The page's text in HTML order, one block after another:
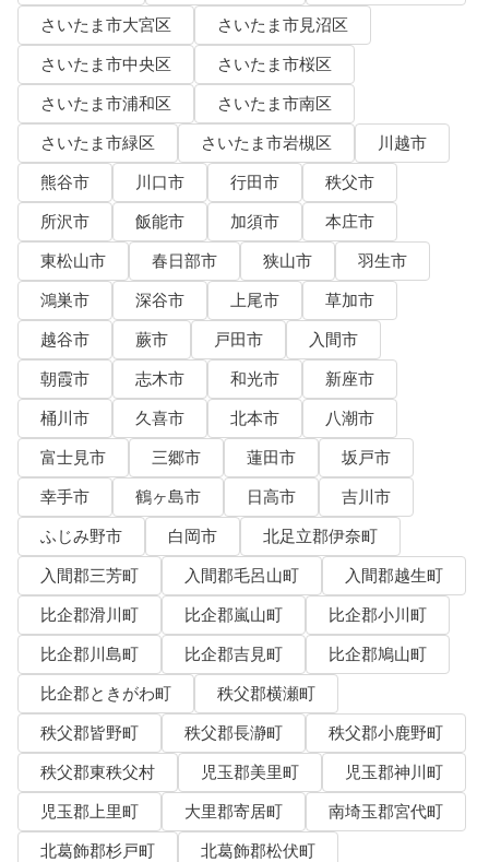
さいたま市大宮区
さいたま市見沼区
さいたま市中央区
さいたま市桜区
さいたま市浦和区
さいたま市南区
さいたま市緑区
さいたま市岩槻区
川越市
熊谷市
川口市 行田市
秩父市
所沢市
飯能市 加須市
本庄市
東松山市
春日部市 狭山市
羽生市
鴻巣市
深谷市 上尾市
草加市
越谷市
蕨市 戸田市
入間市
朝霞市
志木市 和光市
新座市
桶川市
久喜市 北本市
八潮市
富士見市
三郷市 蓮田市
坂戸市
幸手市
鶴ヶ島市 日高市
吉川市
ふじみ野市
白岡市
北足立郡伊奈町
入間郡三芳町
入間郡毛呂山町
入間郡越生町
比企郡滑川町
比企郡嵐山町
比企郡小川町
比企郡川島町
比企郡吉見町
比企郡鳩山町
比企郡ときがわ町
秩父郡横瀬町
秩父郡皆野町
秩父郡長瀞町
秩父郡小鹿野町
秩父郡東秩父村
児玉郡美里町
児玉郡神川町
児玉郡上里町
大里郡寄居町
南埼玉郡宮代町
北葛飾郡杉戸町
北葛飾郡松伏町